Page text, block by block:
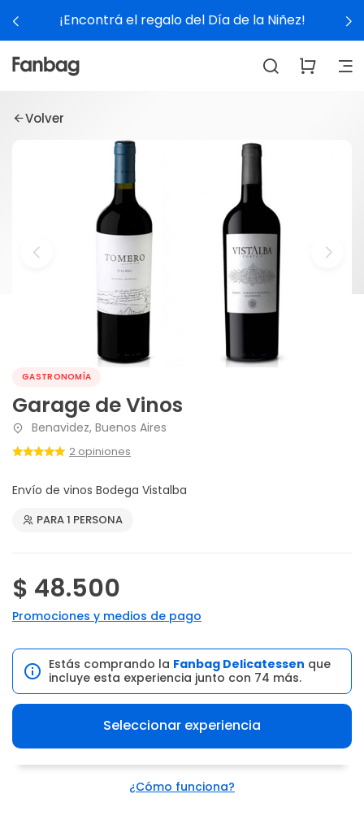
¡Encontrá el regalo del Día de la Niñez!
Volver
GASTRONOMÍA
Garage de Vinos
Benavidez, Buenos Aires
2 opiniones
Envío de vinos Bodega Vistalba
PARA 1 PERSONA
$ 48.500
Promociones y medios de pago
Estás comprando la Fanbag Delicatessen que
incluye esta experiencia junto con 74 más.
Seleccionar experiencia
¿Cómo funciona?